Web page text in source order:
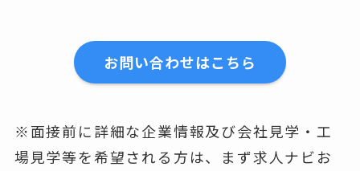
お問い合わせはこちら
※面接前に詳細な企業情報及び会社見学・工
場見学等を希望される方は、まず求人ナビお